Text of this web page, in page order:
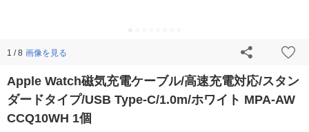
1 / 8 画像を見る
Apple Watch磁気充電ケーブル/高速充電対応/スタン
ダードタイプ/USB Type-C/1.0m/ホワイト MPA-AW
CCQ10WH 1個